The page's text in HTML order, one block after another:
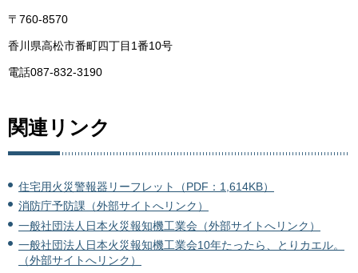
〒760-8570
香川県高松市番町四丁目1番10号
電話087-832-3190
関連リンク
住宅用火災警報器リーフレット（PDF：1,614KB）
消防庁予防課（外部サイトへリンク）
一般社団法人日本火災報知機工業会（外部サイトへリンク）
一般社団法人日本火災報知機工業会10年たったら、とりカエル。
（外部サイトへリンク）